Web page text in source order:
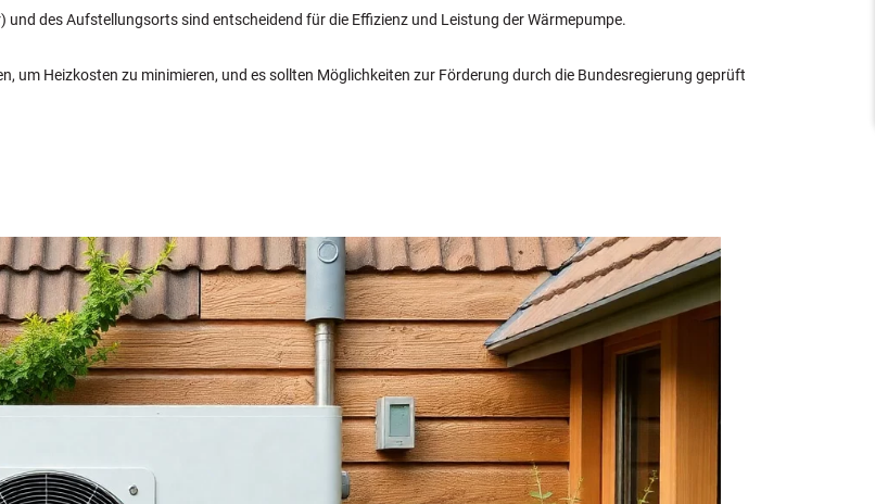
und des Aufstellungsorts sind entscheidend für die Effizienz und Leistung der Wärmepumpe.
um Heizkosten zu minimieren, und es sollten Möglichkeiten zur Förderung durch die Bundesregierung geprüft